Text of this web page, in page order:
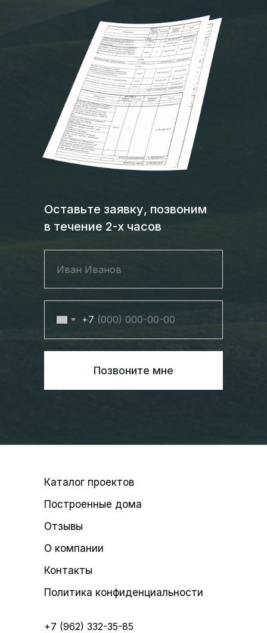
Оставьте заявку, позвоним
в течение 2-х часов
+7
Позвоните мне
Каталог проектов
Построенные дома
Отзывы
О компании
Контакты
Политика конфиденциальности
+7 (962) 332-35-85